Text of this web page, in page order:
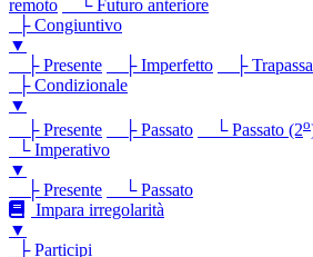
remoto
└ Futuro anteriore
├ Congiuntivo
▼
├ Presente
├ Imperfetto ├
├ Condizionale
▼
├ Presente
├ Passato └ Passato (2o
└ Imperativo
▼
├ Presente
└ Passato
Impara irregolarità
▼
├ Participi